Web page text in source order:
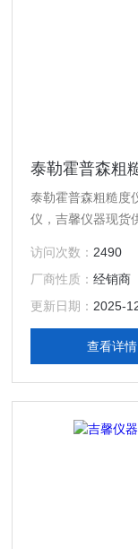
泰勒霍普森粗
泰勒霍普森粗糙度
仪，吉馨仪器现货
访问次数： 2490
厂商性质：经销商
更新日期： 2025-
查看详情